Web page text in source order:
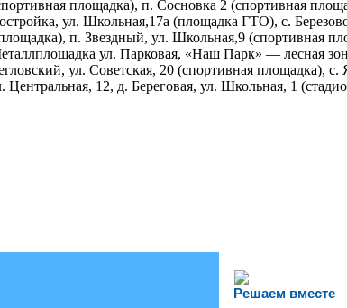
площадка), п. Сосновка 2 (спортивная
ул. Школьная,17а (площадка ГТО), с.
п. Звездный, ул. Школьная,9 (спортивная
ул. Парковая, «Наш Парк» — лесная
ул. Советская, 20 (спортивная площадка),
Центральная, 12, д. Береговая, ул. Школьная, 1
Решаем вместе